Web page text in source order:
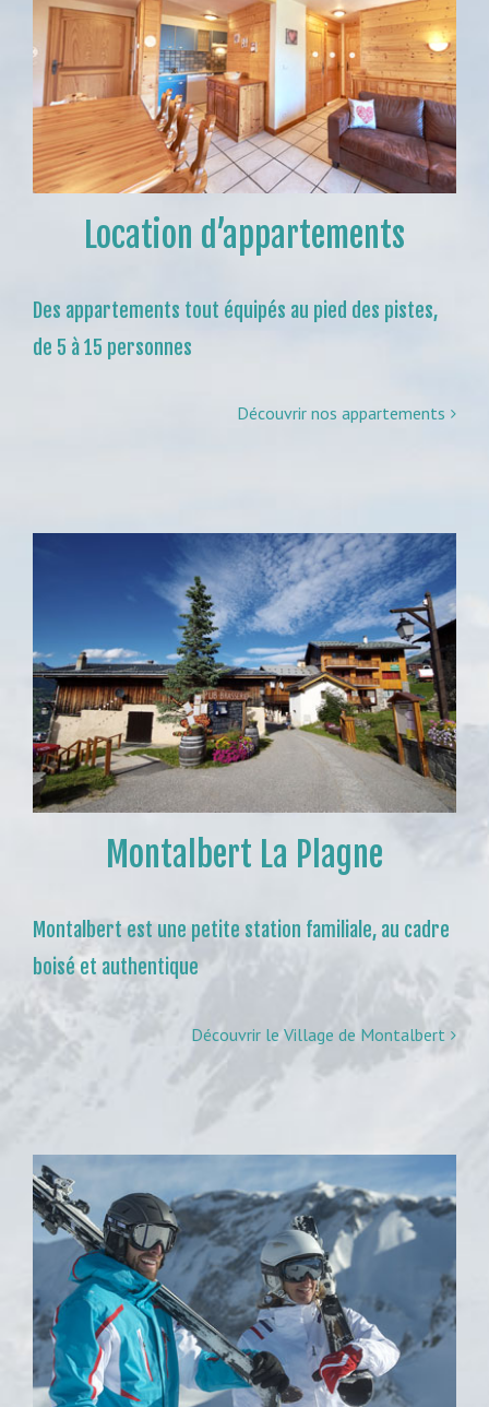
Location d’appartements
Des appartements tout équipés au pied des pistes,
de 5 à 15 personnes
Découvrir nos appartements
Montalbert La Plagne
Montalbert est une petite station familiale, au cadre
boisé et authentique
Découvrir le Village de Montalbert